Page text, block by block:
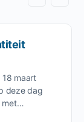
18 maart
deze dag
met…